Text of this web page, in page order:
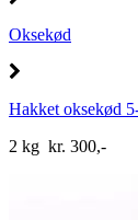
Oksekød
Hakket oksekød
2 kg kr. 300,-